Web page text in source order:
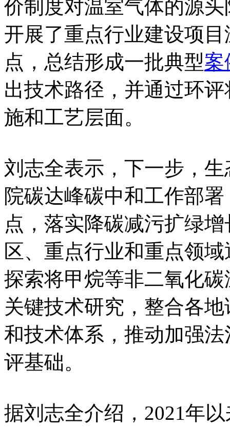
价制度对温室气体的源
开展了重点行业建设项
点，总结形成一批典型案
出技术路径，并通过环
施和工艺层面。
刘志全表示，下一步，
院碳达峰碳中和工作部
点，落实降碳减污扩绿
区、重点行业和重点领
探索将甲烷等非二氧化
关键技术研究，整合各
和技术体系，推动加强
评基础。
据刘志全介绍，2021年